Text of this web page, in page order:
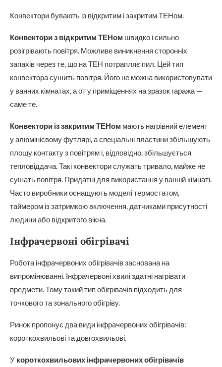
Конвектори бувають із відкритим і закритим ТЕНом.
Конвектори з відкритим ТЕНом швидко і сильно
розігрівають повітря. Можливе виникнення сторонніх
запахів через те, що на ТЕН потрапляє пил. Цей тип
конвектора сушить повітря. Його не можна використовувати
у ванних кімнатах, а от у приміщеннях на зразок гаража —
саме те.
Конвектори із закритим ТЕНом мають нагрівний елемент
у алюмінієвому футлярі, а спеціальні пластини збільшують
площу контакту з повітрям і, відповідно, збільшується
тепловіддача. Такі конвектори служать тривало, майже не
сушать повітря. Придатні для використання у ванній кімнаті.
Часто виробники оснащують моделі термостатом,
таймером із затримкою включення, датчиками присутності
людини або відкритого вікна.
Інфрачервоні обігрівачі
Робота інфрачервоних обігрівачів заснована на
випромінюванні. Інфрачервоні хвилі здатні нагрівати
предмети. Тому такий тип обігрівачів підходить для
точкового та зонального обігріву.
Ринок пропонує два види інфрачервоних обігрівачів:
короткохвильові та довгохвильові.
У короткохвильових інфрачервоних обігрівачів